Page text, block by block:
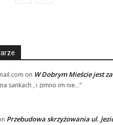
on W Dobrym Mieście jest
sankach , i zimno im nie…”
Przebudowa skrzyżowania ul.